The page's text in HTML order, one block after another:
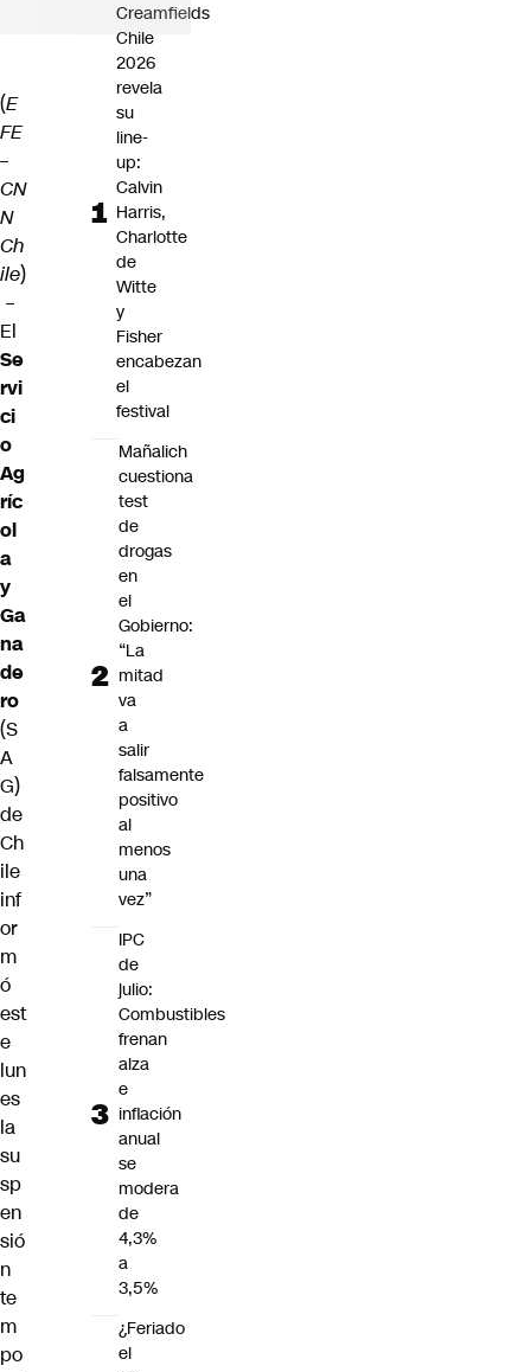
(E
FE
–
CN
N
Ch
ile)
–
El
Se
rvi
ci
o
Ag
ríc
ol
a
y
Ga
na
de
ro
(S
A
G)
de
Ch
ile
inf
or
m
ó
est
e
lun
es
la
su
sp
en
sió
n
te
m
po
Creamfields
Chile
2026
revela
su
line-
up:
Calvin
Harris,
Charlotte
de
Witte
y
Fisher
encabezan
el
festival
Mañalich
cuestiona
test
de
drogas
en
el
Gobierno:
“La
mitad
va
a
salir
falsamente
positivo
al
menos
una
vez”
IPC
de
julio:
Combustibles
frenan
alza
e
inflación
anual
se
modera
de
4,3%
a
3,5%
¿Feriado
el